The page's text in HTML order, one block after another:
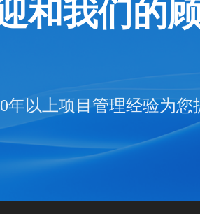
和我们的
年以上项目管理经验为您